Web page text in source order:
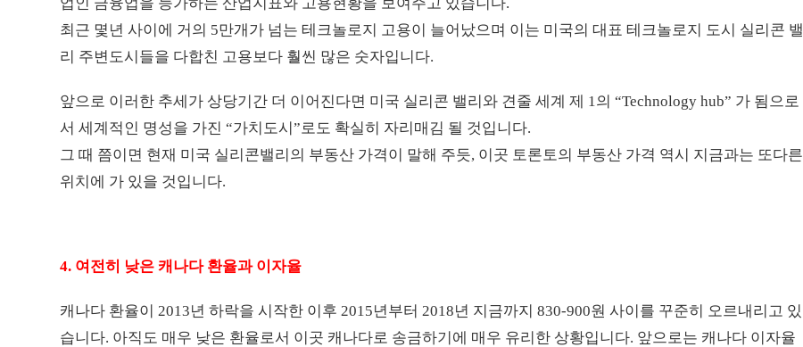
최근 몇년 사이에 거의 5만개가 넘는 테크놀로지 고용이 늘어났으며 이는 미국의 대표 테크놀로지 도시 실리콘 밸
리 주변도시들을 다합친 고용보다 훨씬 많은 숫자입니다.
앞으로 이러한 추세가 상당기간 더 이어진다면 미국 실리콘 밸리와 견줄 세계 제 1의 “Technology hub” 가 됨으로
서 세계적인 명성을 가진 “가치도시”로도 확실히 자리매김 될 것입니다.
그 때 쯤이면 현재 미국 실리콘밸리의 부동산 가격이 말해 주듯, 이곳 토론토의 부동산 가격 역시 지금과는 또다른
위치에 가 있을 것입니다.
4. 여전히 낮은 캐나다 환율과 이자율
캐나다 환율이 2013년 하락을 시작한 이후 2015년부터 2018년 지금까지 830-900원 사이를 꾸준히 오르내리고 있
습니다. 아직도 매우 낮은 환율로서 이곳 캐나다로 송금하기에 매우 유리한 상황입니다. 앞으로는 캐나다 이자율